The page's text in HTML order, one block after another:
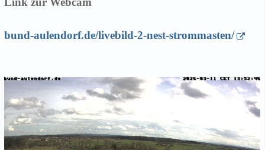
bund-aulendorf.de/livebild-2-nest-strommasten/